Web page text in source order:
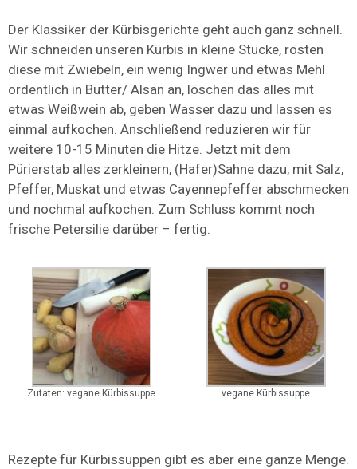
Der Klassiker der Kürbisgerichte geht auch ganz schnell.
Wir schneiden unseren Kürbis in kleine Stücke, rösten
diese mit Zwiebeln, ein wenig Ingwer und etwas Mehl
ordentlich in Butter/ Alsan an, löschen das alles mit
etwas Weißwein ab, geben Wasser dazu und lassen es
einmal aufkochen. Anschließend reduzieren wir für
weitere 10-15 Minuten die Hitze. Jetzt mit dem
Pürierstab alles zerkleinern, (Hafer)Sahne dazu, mit Salz,
Pfeffer, Muskat und etwas Cayennepfeffer abschmecken
und nochmal aufkochen. Zum Schluss kommt noch
frische Petersilie darüber – fertig.
Zutaten: vegane Kürbissuppe vegane Kürbissuppe
Rezepte für Kürbissuppen gibt es aber eine ganze Menge.